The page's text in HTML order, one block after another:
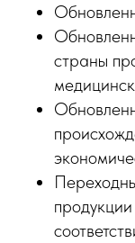
страны